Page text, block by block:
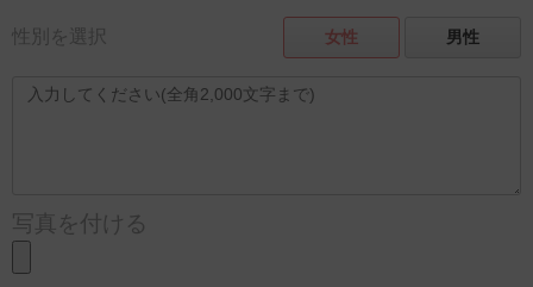
性別を選択 女性 男性
写真を付ける